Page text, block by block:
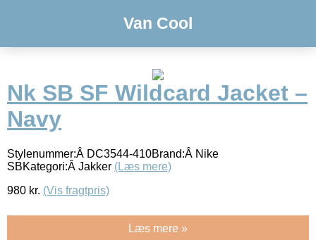
Van Cool
Nk SB SF Wildcard Jacket –
Navy
Stylenummer:Â DC3544-410Brand:Â Nike
SBKategori:Â Jakker (Læs mere)
980 kr. (Vis fragtpris)
Læs mere »